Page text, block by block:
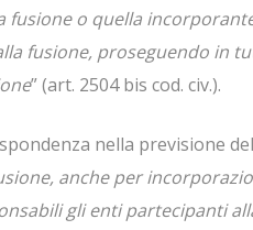
fusione o quella
fusione, proseguendo in
” (art. 2504 bis cod. civ.).
nella previsione
anche per
gli enti partecipanti